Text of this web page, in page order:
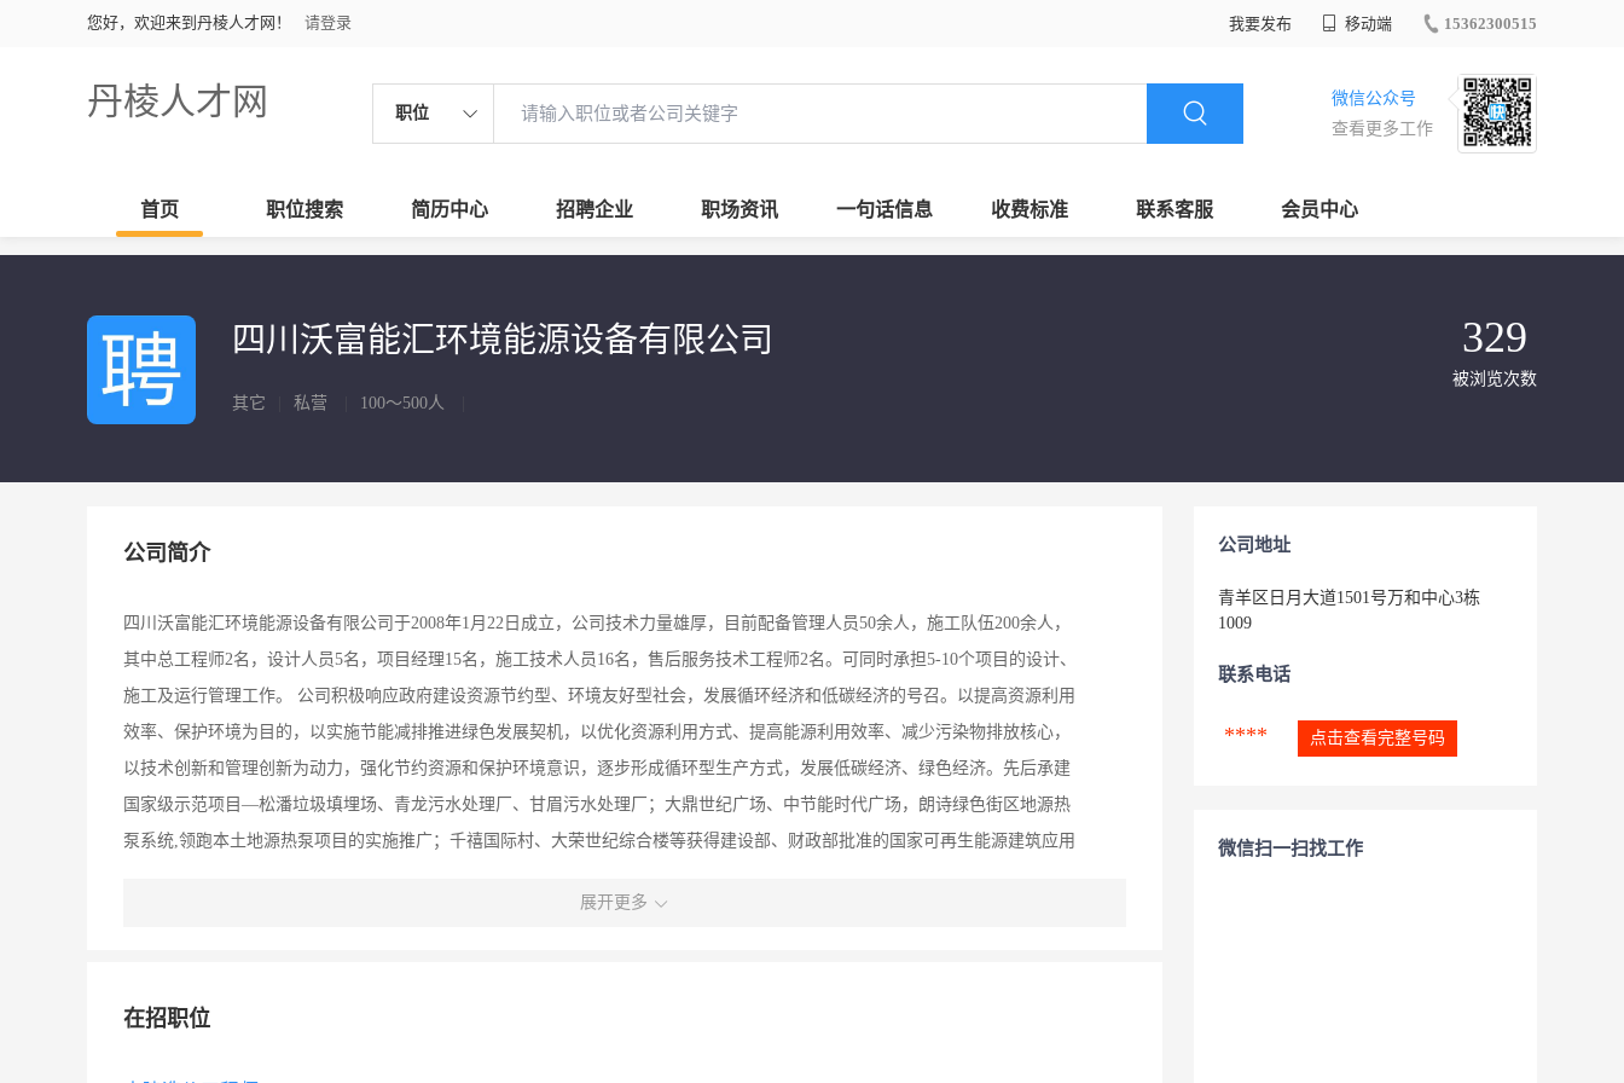
您好，欢迎来到丹棱人才网！ 请登录 我要发布 移动端 15362300515
丹棱人才网 职位
微信公众号
查看更多工作
首页 职位搜索 简历中心 招聘企业 职场资讯 一句话信息 收费标准 联系客服 会员中心
四川沃富能汇环境能源设备有限公司
其它 私营 100～500人
329
被浏览次数
公司简介
四川沃富能汇环境能源设备有限公司于2008年1月22日成立，公司技术力量雄厚，目前配备管理人员50余人，施工队伍200余人，
其中总工程师2名，设计人员5名，项目经理15名，施工技术人员16名，售后服务技术工程师2名。可同时承担5-10个项目的设计、
施工及运行管理工作。 公司积极响应政府建设资源节约型、环境友好型社会，发展循环经济和低碳经济的号召。以提高资源利用
效率、保护环境为目的，以实施节能减排推进绿色发展契机，以优化资源利用方式、提高能源利用效率、减少污染物排放核心，
以技术创新和管理创新为动力，强化节约资源和保护环境意识，逐步形成循环型生产方式，发展低碳经济、绿色经济。先后承建
国家级示范项目—松潘垃圾填埋场、青龙污水处理厂、甘眉污水处理厂；大鼎世纪广场、中节能时代广场，朗诗绿色街区地源热
泵系统,领跑本土地源热泵项目的实施推广；千禧国际村、大荣世纪综合楼等获得建设部、财政部批准的国家可再生能源建筑应用
会效益和经济效益，创建了热泵行业内数个第一，从而奠定了沃富在青岛、四川地区水源热泵及地源热泵领域的领先地位。实力
展开更多
在招职位
公司地址
青羊区日月大道1501号万和中心3栋
1009
联系电话
**** 点击查看完整号码
微信扫一扫找工作